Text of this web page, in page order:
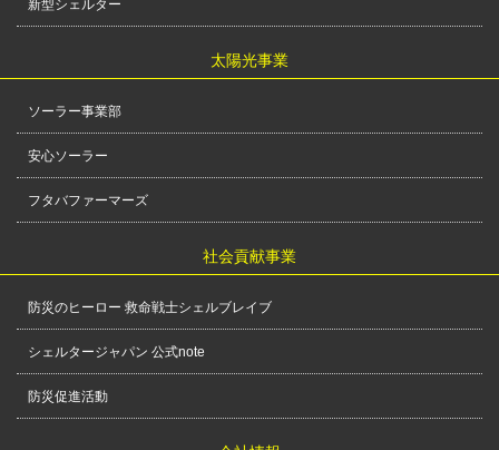
新型シェルター
太陽光事業
ソーラー事業部
安心ソーラー
フタバファーマーズ
社会貢献事業
防災のヒーロー 救命戦士シェルブレイブ
シェルタージャパン 公式note
防災促進活動